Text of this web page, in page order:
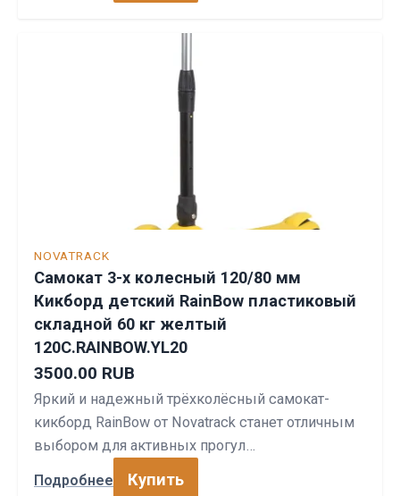
NOVATRACK
Самокат 3-х колесный 120/80 мм
Кикборд детский RainBow пластиковый
складной 60 кг желтый
120C.RAINBOW.YL20
3500.00 RUB
Яркий и надежный трёхколёсный самокат-
кикборд RainBow от Novatrack станет отличным
выбором для активных прогул…
Подробнее Купить